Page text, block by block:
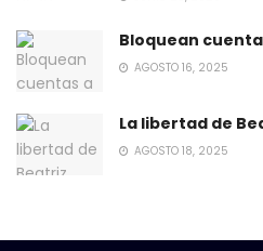
Bloquean
AGOSTO 16, 2025
La libertad de
AGOSTO 18, 2025